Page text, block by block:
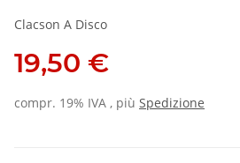
Clacson A Disco
19,50 €
compr. 19% IVA , più Spedizione